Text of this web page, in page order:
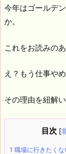
今年はゴールデ
か。
これをお読みの
え？もう仕事や
その理由を紐解
目次 [
1 職場に行きたくな